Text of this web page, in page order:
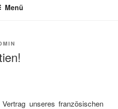
Menü
unseres französischen